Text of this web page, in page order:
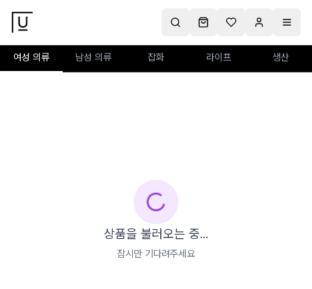
여성 의류 남성 의류 잡화 라이프 생산
상품을 불러오는 중...
잠시만 기다려주세요